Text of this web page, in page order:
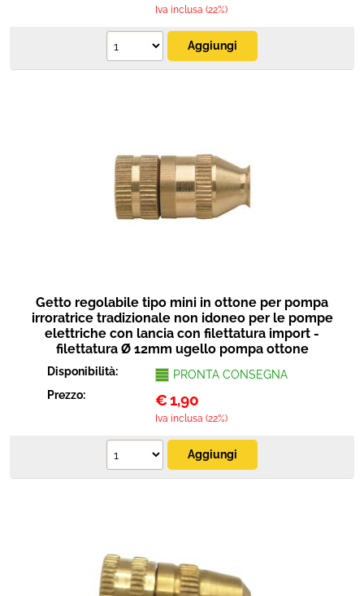
Iva inclusa (22%)
Getto regolabile tipo mini in ottone per pompa
irroratrice tradizionale non idoneo per le pompe
elettriche con lancia con filettatura import -
filettatura Ø 12mm ugello pompa ottone
Disponibilità:
PRONTA CONSEGNA
Prezzo:
€1,90
Iva inclusa (22%)